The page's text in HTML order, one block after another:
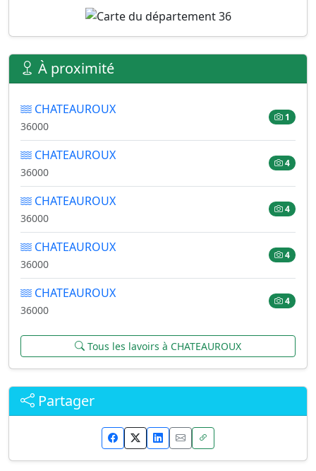
À proximité
CHATEAUROUX
36000
1
CHATEAUROUX
36000
4
CHATEAUROUX
36000
4
CHATEAUROUX
36000
4
CHATEAUROUX
36000
4
Tous les lavoirs à CHATEAUROUX
Partager